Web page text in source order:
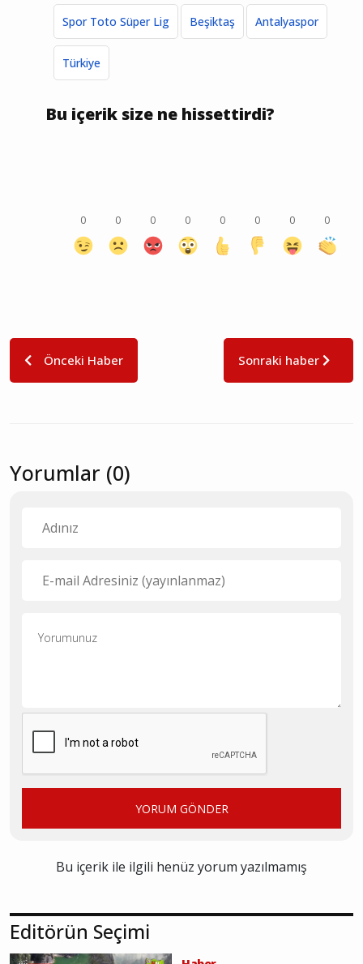
Spor Toto Süper Lig Beşiktaş Antalyaspor
Türkiye
Bu içerik size ne hissettirdi?
0 0 0 0 0 0 0 0
Önceki Haber Sonraki haber
Yorumlar (0)
YORUM GÖNDER
Bu içerik ile ilgili henüz yorum yazılmamış
Editörün Seçimi